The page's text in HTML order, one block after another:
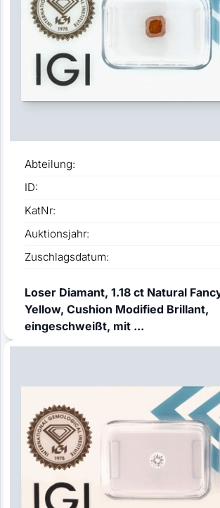
Abteilung:
ID:
KatNr:
Auktionsjahr:
Zuschlagsdatum:
Loser Diamant, 1.18 ct Natural
Yellow, Cushion Modified Brillant,
eingeschweißt, mit ...